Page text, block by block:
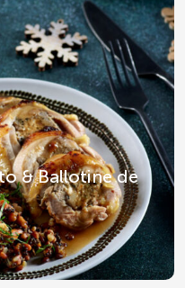
& Ballotine de